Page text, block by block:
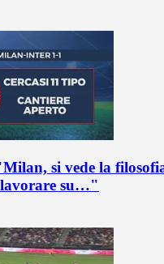
si vede la
lavorare su…"